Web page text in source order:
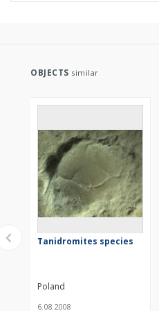
OBJECTS similar
Tanidromites species
Poland
6.08.2008